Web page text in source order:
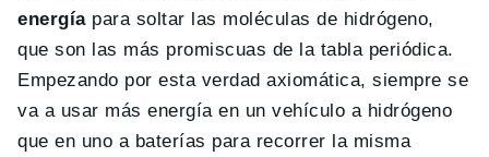
energíapara soltar las moléculas de hidrógeno,
que son las más promiscuas de la tabla periódica.
Empezando por esta verdad axiomática, siempre se
va a usar más energía en un vehículo a hidrógeno
que en uno a baterías para recorrer la misma